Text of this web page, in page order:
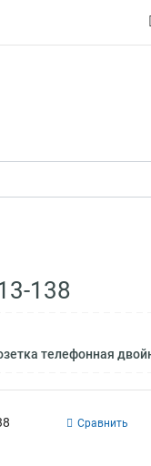
138
телефонная
Сравнить